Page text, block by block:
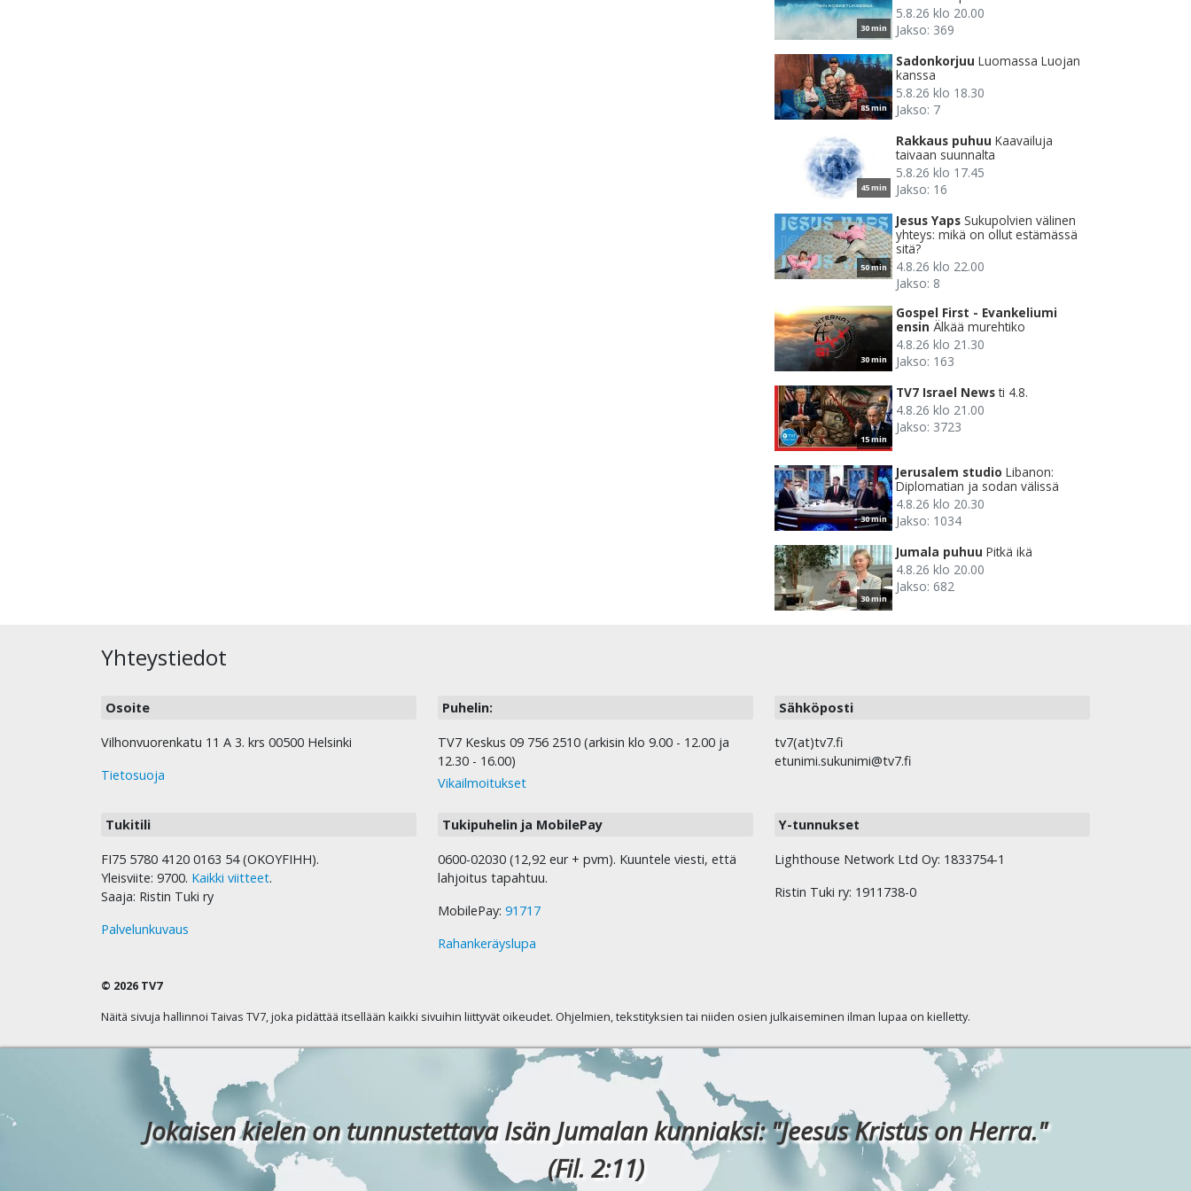
30 min
5.8.26 klo 20.00
Jakso: 369
85 min
Sadonkorjuu Luomassa Luojan
kanssa
5.8.26 klo 18.30
Jakso: 7
45 min
Rakkaus puhuu Kaavailuja
taivaan suunnalta
5.8.26 klo 17.45
Jakso: 16
50 min
Jesus Yaps Sukupolvien välinen
yhteys: mikä on ollut estämässä
sitä?
4.8.26 klo 22.00
Jakso: 8
30 min
Gospel First - Evankeliumi
ensin Älkää murehtiko
4.8.26 klo 21.30
Jakso: 163
15 min
TV7 Israel News ti 4.8.
4.8.26 klo 21.00
Jakso: 3723
30 min
Jerusalem studio Libanon:
Diplomatian ja sodan välissä
4.8.26 klo 20.30
Jakso: 1034
30 min
Jumala puhuu Pitkä ikä
4.8.26 klo 20.00
Jakso: 682
Yhteystiedot
Osoite
Vilhonvuorenkatu 11 A 3. krs 00500 Helsinki
Tietosuoja
Puhelin:
TV7 Keskus 09 756 2510 (arkisin klo 9.00 - 12.00 ja
12.30 - 16.00)
Vikailmoitukset
Sähköposti
tv7(at)tv7.fi
etunimi.sukunimi@tv7.fi
Tukitili
FI75 5780 4120 0163 54 (OKOYFIHH).
Yleisviite: 9700. Kaikki viitteet.
Saaja: Ristin Tuki ry
Palvelunkuvaus
Tukipuhelin ja MobilePay
0600-02030 (12,92 eur + pvm). Kuuntele viesti, että
lahjoitus tapahtuu.
MobilePay: 91717
Rahankeräyslupa
Y-tunnukset
Lighthouse Network Ltd Oy: 1833754-1
Ristin Tuki ry: 1911738-0
© 2026 TV7
Näitä sivuja hallinnoi Taivas TV7, joka pidättää itsellään kaikki sivuihin liittyvät oikeudet. Ohjelmien, tekstityksien tai niiden osien julkaiseminen ilman lupaa on kielletty.
Jokaisen kielen on tunnustettava Isän Jumalan kunniaksi: "Jeesus Kristus on Herra."
(Fil. 2:11)